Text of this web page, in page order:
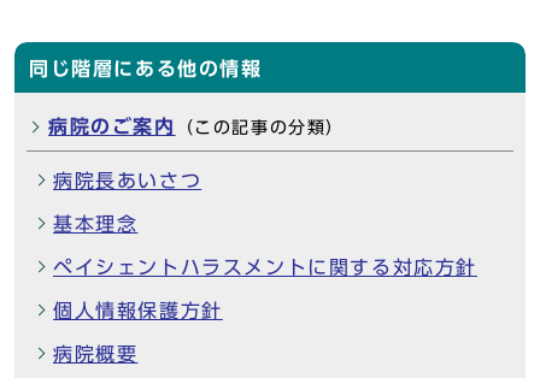
同じ階層にある他の情報
病院のご案内 （この記事の分類）
病院長あいさつ
基本理念
ペイシェントハラスメントに関する対応方針
個人情報保護方針
病院概要